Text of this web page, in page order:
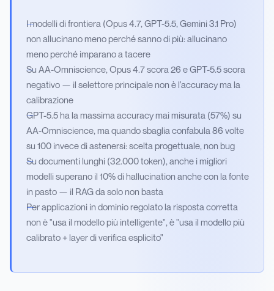
I modelli di frontiera (Opus 4.7, GPT-5.5, Gemini 3.1 Pro)
non allucinano meno perché sanno di più: allucinano
meno perché imparano a tacere
Su AA-Omniscience, Opus 4.7 scora 26 e GPT-5.5 scora
negativo — il selettore principale non è l'accuracy ma la
calibrazione
GPT-5.5 ha la massima accuracy mai misurata (57%) su
AA-Omniscience, ma quando sbaglia confabula 86 volte
su 100 invece di astenersi: scelta progettuale, non bug
Su documenti lunghi (32.000 token), anche i migliori
modelli superano il 10% di hallucination anche con la fonte
in pasto — il RAG da solo non basta
Per applicazioni in dominio regolato la risposta corretta
non è "usa il modello più intelligente", è "usa il modello più
calibrato + layer di verifica esplicito"